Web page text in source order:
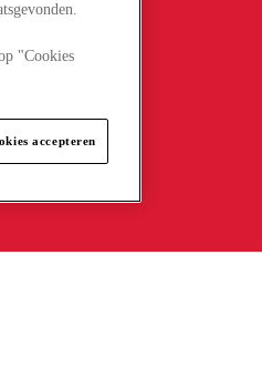
"Cookies
accepteren